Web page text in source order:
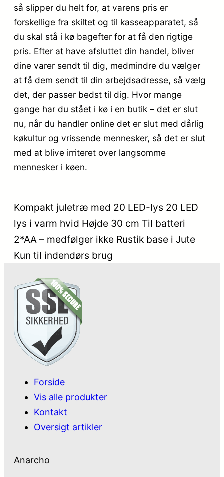
så slipper du helt for, at varens pris er
forskellige fra skiltet og til kasseapparatet, så
du skal stå i kø bagefter for at få den rigtige
pris. Efter at have afsluttet din handel, bliver
dine varer sendt til dig, medmindre du vælger
at få dem sendt til din arbejdsadresse, så vælg
det, der passer bedst til dig. Hvor mange
gange har du stået i kø i en butik – det er slut
nu, når du handler online det er slut med dårlig
køkultur og vrissende mennesker, så det er slut
med at blive irriteret over langsomme
mennesker i køen.
Kompakt juletræ med 20 LED-lys 20 LED
lys i varm hvid Højde 30 cm Til batteri
2*AA – medfølger ikke Rustik base i Jute
Kun til indendørs brug
Forside
Vis alle produkter
Kontakt
Oversigt artikler
Anarcho